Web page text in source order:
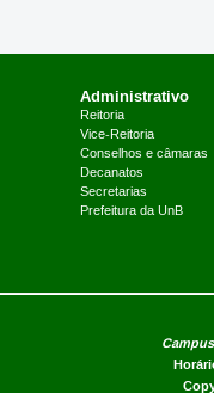
Administrativo
Reitoria
Vice-Reitoria
Conselhos e câmaras
Decanatos
Secretarias
Prefeitura da UnB
Campus